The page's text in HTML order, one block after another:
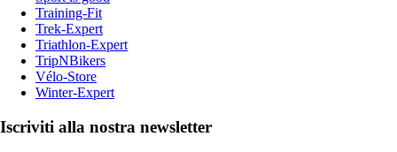
Training-Fit
Trek-Expert
Triathlon-Expert
TripNBikers
Vélo-Store
Winter-Expert
Iscriviti alla nostra newsletter